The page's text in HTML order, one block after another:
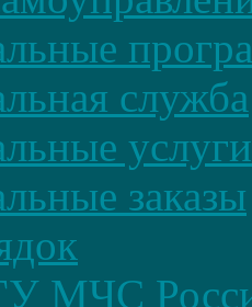
служба
услуги
заказы
МЧС